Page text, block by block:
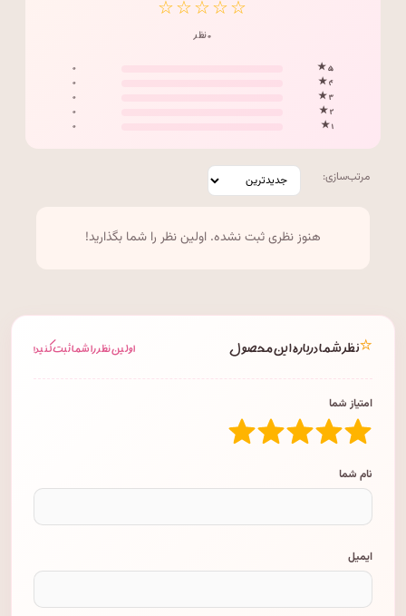
☆☆☆☆☆
۰ نظر
۵ ★
۰
۴ ★
۰
۳ ★
۰
۲ ★
۰
۱ ★
۰
مرتب‌سازی:
هنوز نظری ثبت نشده. اولین نظر را شما بگذارید!
⭐نظر شما درباره این محصول اولین نظر را شما ثبت کنید!
امتیاز شما
نام شما
ایمیل